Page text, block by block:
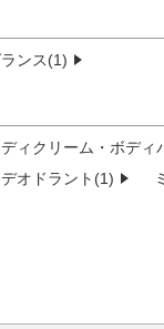
ンス(1)
ィクリーム・ボディ
デオドラント(1)